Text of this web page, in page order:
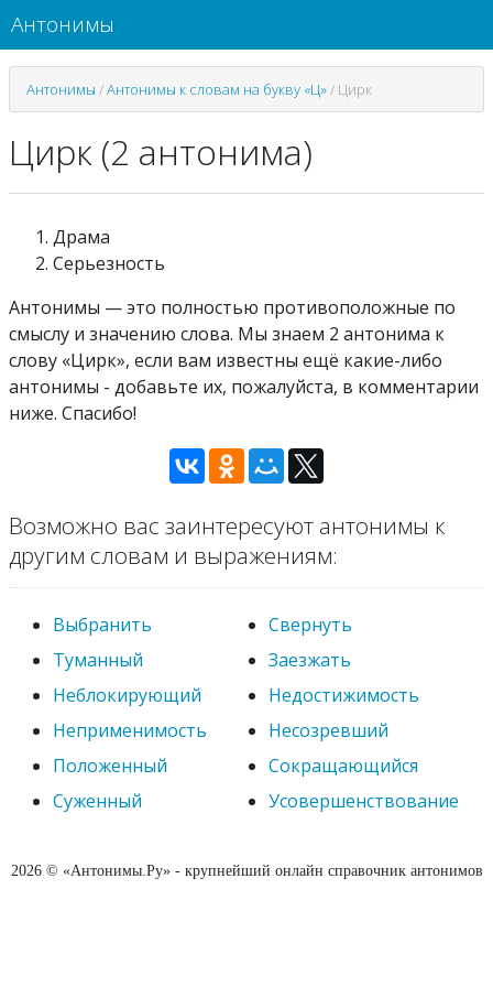
Антонимы
Антонимы /Антонимы к словам на букву «Ц»/ Цирк
Цирк (2 антонима)
Драма
Серьезность
Антонимы — это полностью противоположные по
смыслу и значению слова. Мы знаем 2 антонима к
слову «Цирк», если вам известны ещё какие-либо
антонимы - добавьте их, пожалуйста, в комментарии
ниже. Спасибо!
Возможно вас заинтересуют антонимы к
другим словам и выражениям:
Выбранить
Свернуть
Туманный
Заезжать
Неблокирующий
Недостижимость
Неприменимость
Несозревший
Положенный
Сокращающийся
Суженный
Усовершенствование
2026 © «Антонимы.Ру» - крупнейший онлайн справочник антонимов